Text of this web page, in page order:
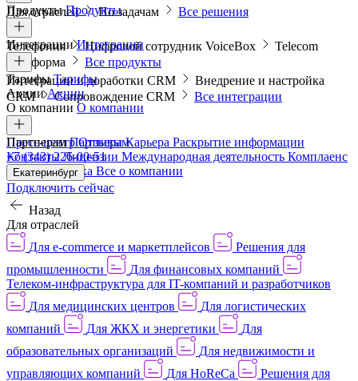
Для отраслей По задачам Все решения
ПродуктыПродукты
Телефония Цифровой сотрудник VoiceBox
Telecom
платформа
Все продукты
ИнтеграцииИнтеграции
Интеграции и доработки CRM
Внедрение и настройка
CRM
Сопровождение CRM Все интеграции
ТарифыТарифы
АкцииАкции
О компании О компании
Пресс-центрОтзывыКарьера Раскрытие информации
КонтактыЛицензии Международная деятельность Комплаенс
и деловая этика Все о компании
ПартнерамПартнерам
+7 (343) 226-00-51
Екатеринбург
Подключить сейчас
Назад
Для отраслей
Для e-commerce и маркетплейсов
Решения для
промышленности
Для финансовых компаний
Телеком-инфраструктура для IT-компаний и разработчиков
Для медицинских центров
Для логистических
компаний
Для ЖКХ и энергетики
Для
образовательных организаций
Для недвижимости и
управляющих компаний
Для HoReCa
Решения для